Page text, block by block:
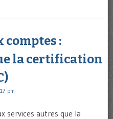
comptes :
la certification
pm
services autres que la